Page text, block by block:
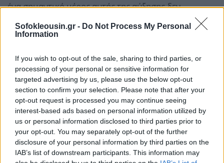
Sofokleousin.gr - Do Not Process My Personal
Information
If you wish to opt-out of the sale, sharing to third parties, or
processing of your personal or sensitive information for
targeted advertising by us, please use the below opt-out
section to confirm your selection. Please note that after your
opt-out request is processed you may continue seeing
interest-based ads based on personal information utilized by
us or personal information disclosed to third parties prior to
your opt-out. You may separately opt-out of the further
disclosure of your personal information by third parties on the
IAB’s list of downstream participants. This information may
ένα σημαντικό μέρος αυτής της αύξησης δεν
οφείλεται απαραίτητα σε μεγαλύτερο όγκο αγορών,
αλλά στην άνοδο των διεθνών τιμών της ενέργειας.
Ειδικότερα, η αύξηση της τιμής της βενζίνης
λειτούργησε ως βασικός μοχλός για την ενίσχυση
του γενικού δείκτη. Εάν εξαιρεθεί ο κλάδος των
καυσίμων, οι λιανικές πωλήσεις παρουσιάζουν μια
σαφώς πιο συγκρατημένη αλλά σταθερή άνοδο της
τάξης του 0,6%. Η σύγκριση με τον Φεβρουάριο,
όπου η αντίστοιχη αύξηση ήταν επίσης 0,6%,
επιβεβαιώνει ότι η αμερικανική αγορά διατηρεί τη